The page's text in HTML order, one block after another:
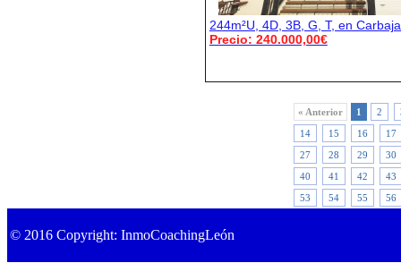
244m²U, 4D, 3B, G, T, en
Precio: 240.000,00€
« Anterior 1 2
14
15 16
17
27
28 29
30
40
41 42
43
53
54 55 56
© 2016 Copyright: InmoCoachingLeón